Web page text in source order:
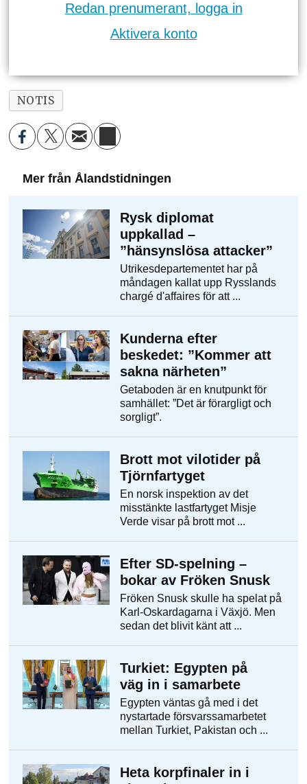
Redan prenumerant, logga in
Aktivera konto
NOTIS